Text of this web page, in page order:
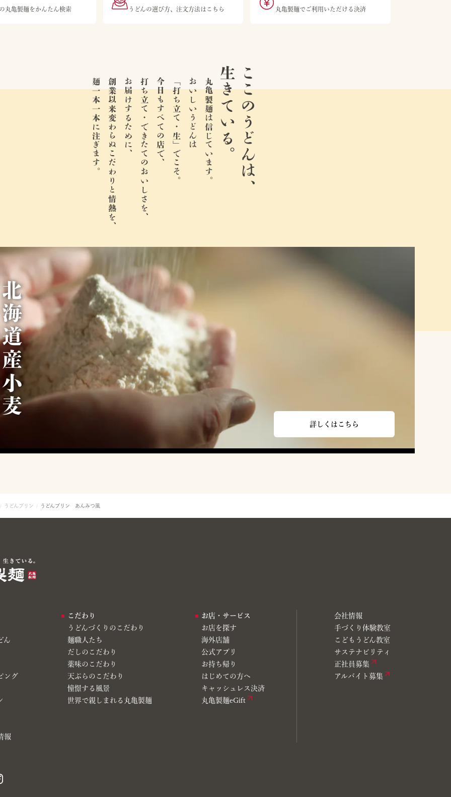
丸亀製麺をかんたん検索 うどんの選び方、注文方法はこちら 丸亀製麺でご利用いただける決済
ここのうどんは、
生きている。
丸亀製麺は信じています。
おいしいうどんは
「打ち立て・生」でこそ。
今日もすべての店で、
打ち立て・できたてのおいしさを、
お届けするために、
創業以来変わらぬこだわりと情熱を、
麺一本一本に注ぎます。
北
海
道
産
小
麦
1
0
0
詳しくはこちら
うどんプリン うどんプリン あんみつ風
ん
ング
報
こだわり
うどんづくりのこだわり
麺職人たち
だしのこだわり
薬味のこだわり
天ぷらのこだわり
憧憬する風景
世界で親しまれる丸亀製麺
お店・サービス
お店を探す
海外店舗
公式アプリ
お持ち帰り
はじめての方へ
キャッシュレス決済
丸亀製麺eGift
会社情報
手づくり体験教室
こどもうどん教室
サステナビリティ
正社員募集
アルバイト募集